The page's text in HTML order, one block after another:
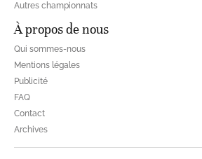
Autres championnats
À propos de nous
Qui sommes-nous
Mentions légales
Publicité
FAQ
Contact
Archives